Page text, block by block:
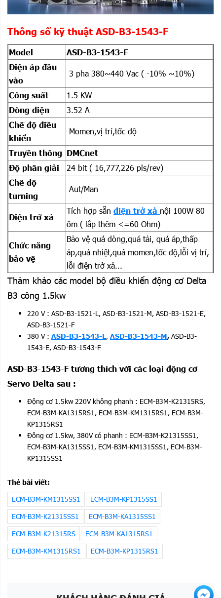
Thông số kỹ thuật ASD-B3-1543-F
Model
ASD-B3-1543-F
Điện áp đầu
vào
3 pha 380~440 Vac ( -10% ~10%)
Công suất 1.5 KW
Dòng diện 3.52 A
Chế độ điều
khiển
Momen,vị trí,tốc độ
Truyền thông DMCnet
Độ phân giải
24 bit ( 16,777,226 pls/rev)
Chế độ
turning
Aut/Man
Điện trở xả
Tích hợp sẵn điện trở xả nội 100W 80
ôm ( lắp thêm <=60 Ohm)
Chức năng
bảo vệ
Bảo vệ quá dòng,quá tải, quá áp,thấp
áp,quá nhiệt,quá momen,tốc độ,lỗi vị trí,
lỗi điện trở xả...
Tiêu chuẩn
bảo vệ
IP20
nhận
IEC/EN 61800-5-1, UL 508C
Tiêu chuẩn
bảo vệ
IP20
Nhiệt độ bảo
-20 ~ 65 độ C
hành
lên 45 độ C, thì cần làm mát cưỡng bức)
Trọng lượng
Kích thước
W 87.25 x H 154 x D194 (+70 jack)
Tài liệu
Điều khiển
Motor
K21315SS1
Thảm khảo các model bộ điều khiển động cơ Delta
B3 công 1.5kw
220 V : ASD-B3-1521-L, ASD-B3-1521-M, ASD-B3-1521-E,
ASD-B3-1521-F
380 V : ASD-B3-1543-L , ASD-B3-1543-M, ASD-B3-
1543-E, ASD-B3-1543-F
ASD-B3-1543-F tương thích với các loại động cơ
Servo Delta sau :
Động cơ 1.5kw 220V không phanh : ECM-B3M-K21315RS,
ECM-B3M-KA1315RS1, ECM-B3M-KM1315RS1, ECM-B3M-
KP1315RS1
Đông cơ 1.5kw, 380V có phanh : ECM-B3M-K21315SS1,
ECM-B3M-KA1315SS1, ECM-B3M-KM1315SS1, ECM-B3M-
KP1315SS1
Thẻ bài viết:
ECM-B3M-KM1315SS1
ECM-B3M-KP1315SS1
ECM-B3M-K21315SS1
ECM-B3M-KA1315SS1
ECM-B3M-K21315RS
ECM-B3M-KA1315RS1
ECM-B3M-KM1315RS1
ECM-B3M-KP1315RS1